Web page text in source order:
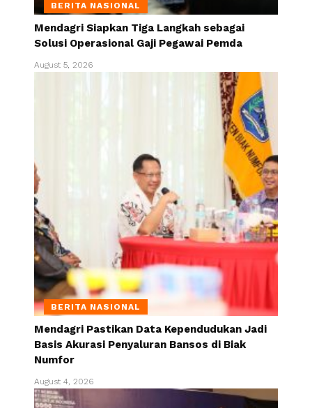
BERITA NASIONAL
Mendagri Siapkan Tiga Langkah sebagai
Solusi Operasional Gaji Pegawai Pemda
August 5, 2026
BERITA NASIONAL
Mendagri Pastikan Data Kependudukan Jadi
Basis Akurasi Penyaluran Bansos di Biak
Numfor
August 4, 2026